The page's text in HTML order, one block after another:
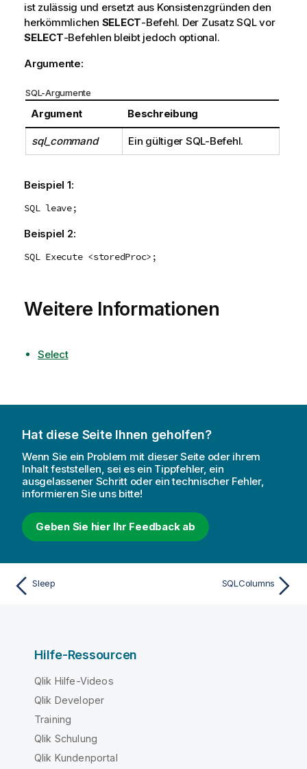
ist zulässig und ersetzt aus Konsistenzgründen den
herkömmlichen SELECT-Befehl. Der Zusatz SQLvor
SELECT-Befehlen bleibt jedoch optional.
Argumente:
SQL-Argumente
Argument Beschreibung
sql_command Ein gültiger SQL-Befehl.
Beispiel 1:
SQL leave;
Beispiel 2:
SQL Execute <storedProc>;
Weitere Informationen
Select
Hat diese Seite Ihnen geholfen?
Wenn Sie ein Problem mit dieser Seite oder ihrem
Inhalt feststellen, sei es ein Tippfehler, ein
ausgelassener Schritt oder ein technischer Fehler,
informieren Sie uns bitte!
Geben Sie hier Ihr Feedback ab
Sleep SQLColumns
Hilfe-Ressourcen
Qlik Hilfe-Videos
Qlik Developer
Training
Qlik Schulung
Qlik Kundenportal